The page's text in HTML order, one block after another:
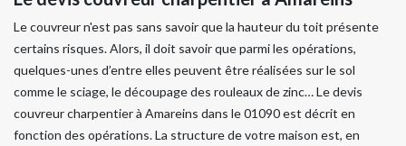
Le couvreur n'est pas sans savoir que la hauteur du toit présente
certains risques. Alors, il doit savoir que parmi les opérations,
quelques-unes d’entre elles peuvent être réalisées sur le sol
comme le sciage, le découpage des rouleaux de zinc… Le devis
couvreur charpentier à Amareins dans le 01090 est décrit en
fonction des opérations. La structure de votre maison est, en